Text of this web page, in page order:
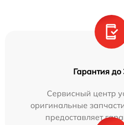
Гарантия до
Сервисный центр
оригинальные
предоставляет